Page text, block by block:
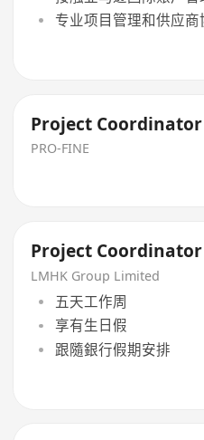
专业项目管理和供应
Project Coordinator
PRO-FINE
Project Coordinator
LMHK Group Limited
五天工作周
享有生日假
跟隨銀行假期安排